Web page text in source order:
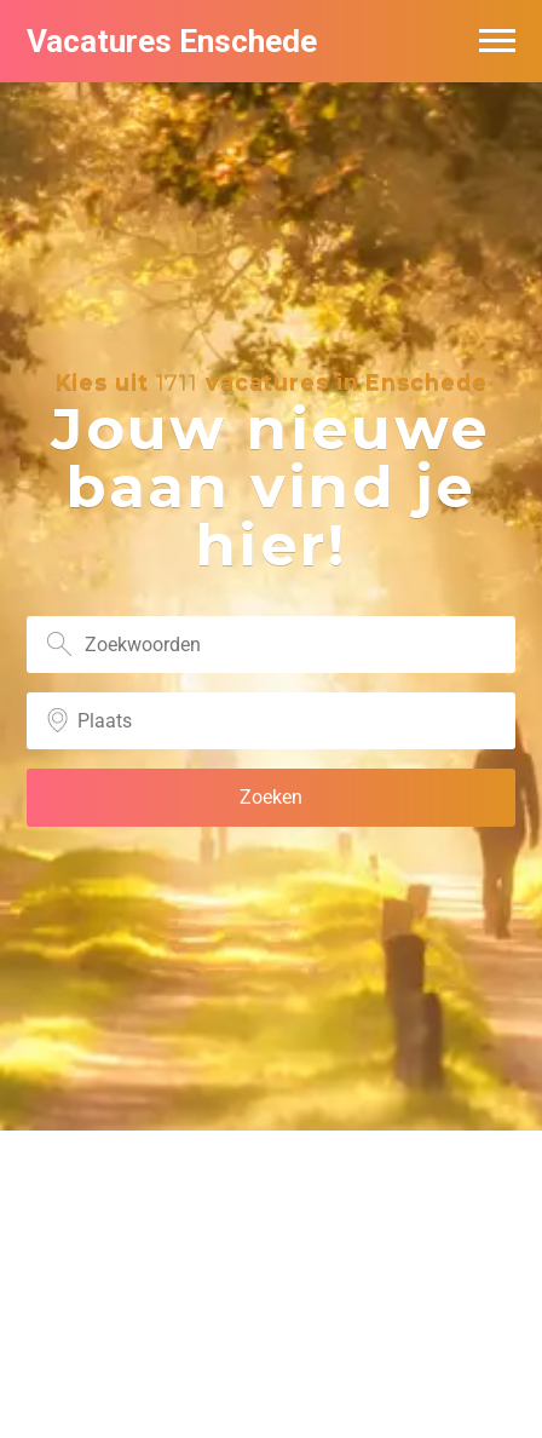
Vacatures Enschede
Kies uit 1711 vacatures in Enschede
Jouw nieuwe
baan vind je
hier!
Vacatures per bedrijf
De populairste vacatures in Enschede
Nieuwsbrief feed